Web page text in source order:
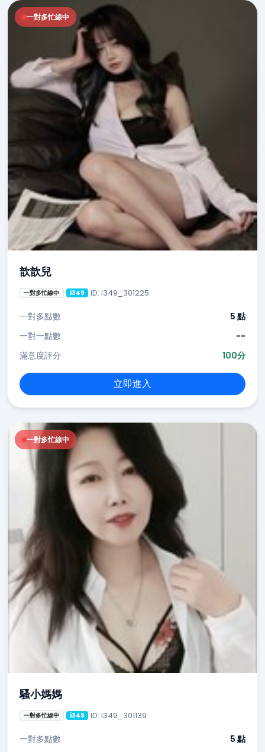
一對多忙線中
歆歆兒
一對多忙線中 i349 ID: i349_301225
一對多點數
5 點
一對一點數
--
滿意度評分
100分
立即進入
一對多忙線中
騷小媽媽
一對多忙線中 i349 ID: i349_301139
一對多點數 5 點